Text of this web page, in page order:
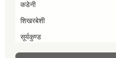
कडेनी
शिखरबेशी
सूर्यकुण्ड